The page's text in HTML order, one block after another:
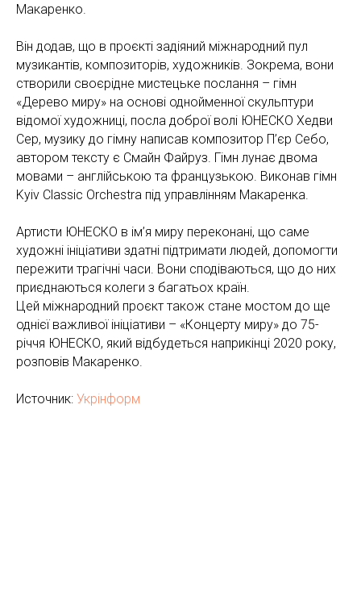
Макаренко.
Він додав, що в проєкті задіяний міжнародний пул
музикантів, композиторів, художників. Зокрема, вони
створили своєрідне мистецьке послання – гімн
«Дерево миру» на основі однойменної скульптури
відомої художниці, посла доброї волі ЮНЕСКО Хедви
Сер, музику до гімну написав композитор П’єр Себо,
автором тексту є Смайн Файруз. Гімн лунає двома
мовами – англійською та французькою. Виконав гімн
Kyiv Classic Orchestra під управлінням Макаренка.
Артисти ЮНЕСКО в ім’я миру переконані, що саме
художні ініціативи здатні підтримати людей, допомогти
пережити трагічні часи. Вони сподіваються, що до них
приєднаються колеги з багатьох країн.
Цей міжнародний проєкт також стане мостом до ще
однієї важливої ініціативи – «Концерту миру» до 75-
річчя ЮНЕСКО, який відбудеться наприкінці 2020 року,
розповів Макаренко.
Источник: Укрінформ